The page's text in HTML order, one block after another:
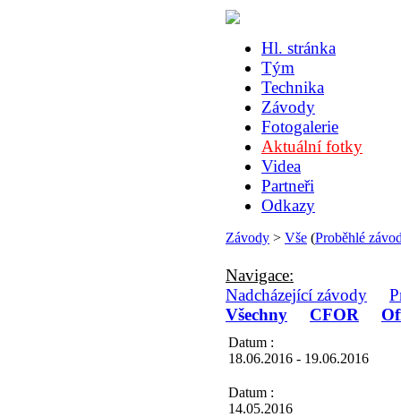
Hl. stránka
Tým
Technika
Závody
Fotogalerie
Aktuální fotky
Videa
Partneři
Odkazy
Závody > Vše (Proběhlé
Navigace:
Nadcházející závody
Všechny
CFOR
Datum :
18.06.2016 - 19.06.2016
Datum :
14.05.2016